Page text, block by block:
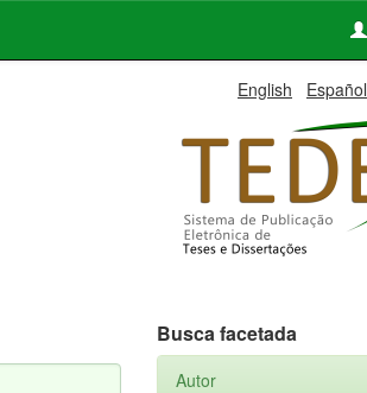
English Español
Busca facetada
Autor